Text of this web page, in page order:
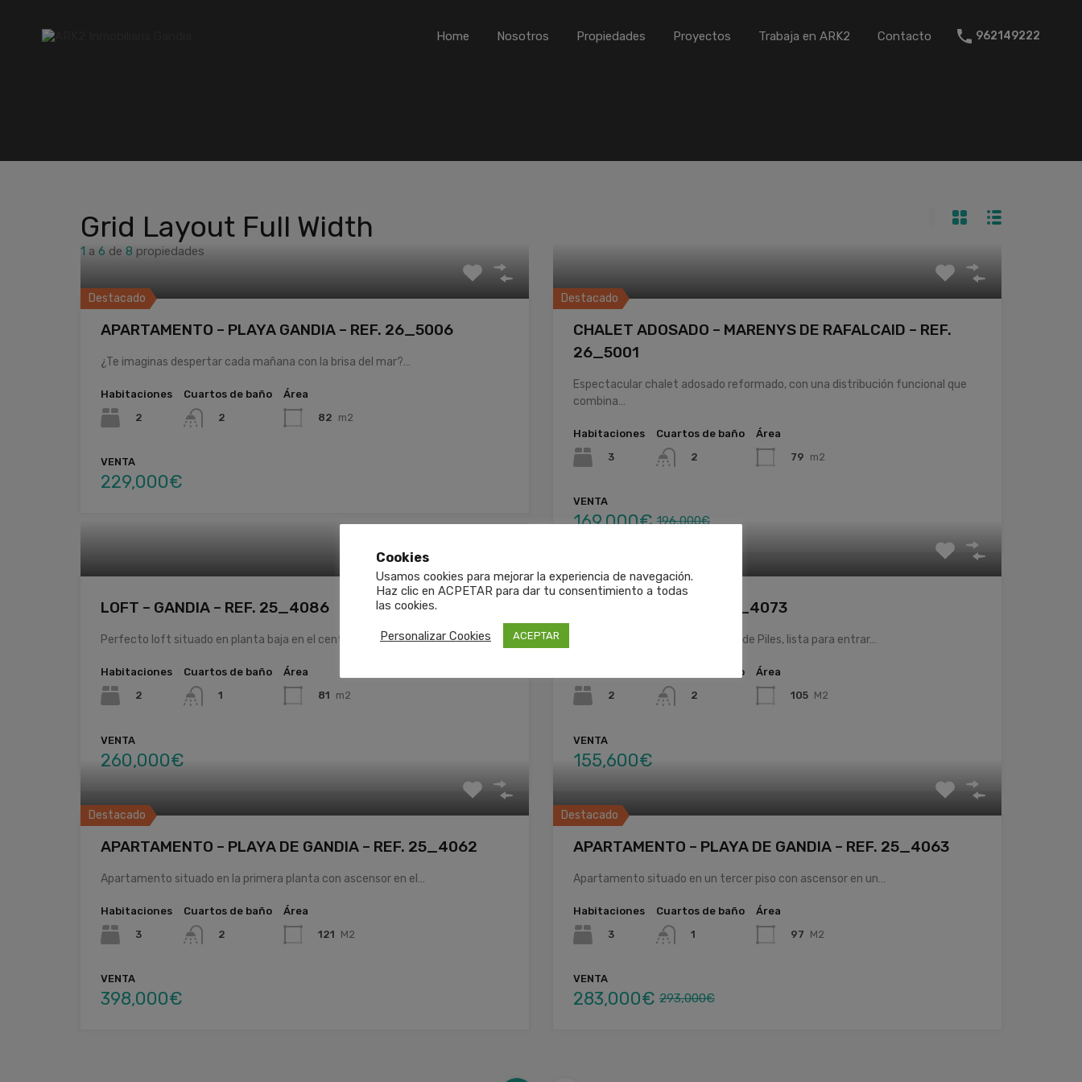
Home Nosotros Propiedades Proyectos Trabaja en ARK2 Contacto 962149222
Grid Layout Full Width
1 a 6 de 8 propiedades
Destacado
APARTAMENTO – PLAYA GANDIA – REF. 26_5006
¿Te imaginas despertar cada mañana con la brisa del mar?…
Habitaciones
2
Cuartos de baño
2
Área
82 m2
VENTA
229,000€
Destacado
CHALET ADOSADO – MARENYS DE RAFALCAID – REF.
26_5001
Espectacular chalet adosado reformado, con una distribución funcional que
combina…
Habitaciones
3
Cuartos de baño
2
Área
79 m2
VENTA
169,000€ 196,000€
LOFT – GANDIA – REF. 25_4086
Perfecto loft situado en planta baja en el centro de…
Habitaciones
2
Cuartos de baño
1
Área
81 m2
VENTA
260,000€
CASA – PILES – REF. 25_4073
Encantadora casa en el corazón de Piles, lista para entrar…
2
Cuartos de baño
2
Área
105 M2
VENTA
155,600€
Destacado
APARTAMENTO – PLAYA DE GANDIA – REF. 25_4062
Apartamento situado en la primera planta con ascensor en el…
Habitaciones
3
Cuartos de baño
2
Área
121 M2
VENTA
398,000€
Destacado
APARTAMENTO – PLAYA DE GANDIA – REF. 25_4063
Apartamento situado en un tercer piso con ascensor en un…
Habitaciones
3
Cuartos de baño
1
Área
97 M2
VENTA
283,000€ 293,000€
Cookies
Usamos cookies para mejorar la experiencia de navegación.
Haz clic en ACPETAR para dar tu consentimiento a todas
las cookies.
Personalizar Cookies ACEPTAR